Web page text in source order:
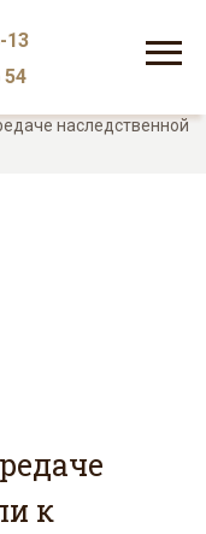
13
54
наследственной
к